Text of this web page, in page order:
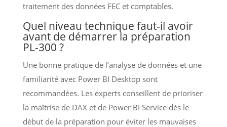
traitement des données FEC et comptables.
Quel niveau technique faut-il avoir
avant de démarrer la préparation
PL-300 ?
Une bonne pratique de l’analyse de données et une
familiarité avec Power BI Desktop sont
recommandées. Les experts conseillent de prioriser
la maîtrise de DAX et de Power BI Service dès le
début de la préparation pour éviter les mauvaises